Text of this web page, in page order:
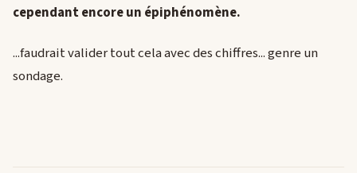
cependant encore un épiphénomène.
...faudrait valider tout cela avec des chiffres... genre un
sondage.